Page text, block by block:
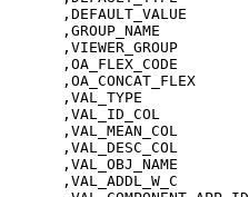
      ,DEFAULT_VALUE
      ,GROUP_NAME
      ,VIEWER_GROUP
      ,OA_FLEX_CODE
      ,OA_CONCAT_FLEX
      ,VAL_TYPE
      ,VAL_ID_COL
      ,VAL_MEAN_COL
      ,VAL_DESC_COL
      ,VAL_OBJ_NAME
      ,VAL_ADDL_W_C